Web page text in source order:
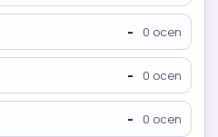
- 0 ocen
- 0 ocen
- 0 ocen